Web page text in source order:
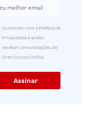
Concordo com a Política de
Privacidade e aceito
receber comunicações do
Gran Cursos Online.